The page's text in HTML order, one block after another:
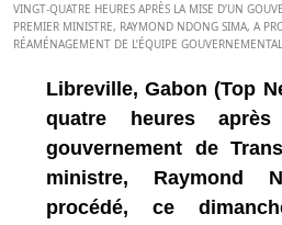
VINGT-QUATRE HEURES APRÈS LA MISE D’UN
PREMIER MINISTRE, RAYMOND NDONG SIMA, A
RÉAMÉNAGEMENT DE L’ÉQUIPE
Libreville, Gabon (Top
quatre heures
gouvernement de
ministre, Raymond
procédé, ce